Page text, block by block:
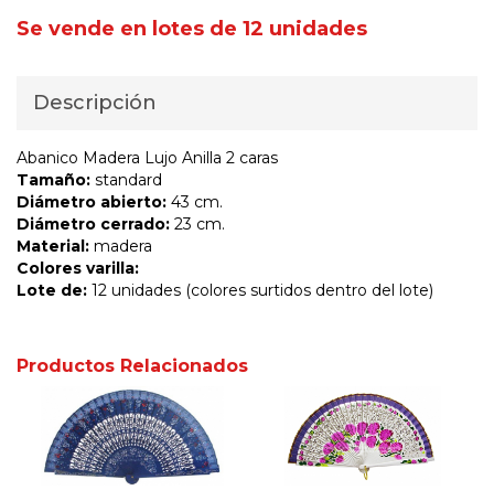
Se vende en lotes de 12 unidades
Descripción
Abanico Madera Lujo Anilla 2 caras
Tamaño: standard
Diámetro abierto: 43 cm.
Diámetro cerrado: 23 cm.
Material: madera
Colores varilla:
Lote de: 12 unidades (colores surtidos dentro del lote)
Productos Relacionados